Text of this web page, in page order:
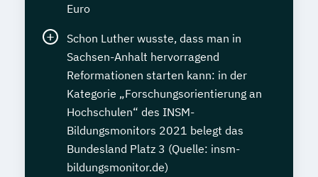
Euro
Schon Luther wusste, dass man in
Sachsen-Anhalt hervorragend
Reformationen starten kann: in der
Kategorie „Forschungsorientierung an
Hochschulen“ des INSM-
Bildungsmonitors 2021 belegt das
Bundesland Platz 3 (Quelle: insm-
bildungsmonitor.de)